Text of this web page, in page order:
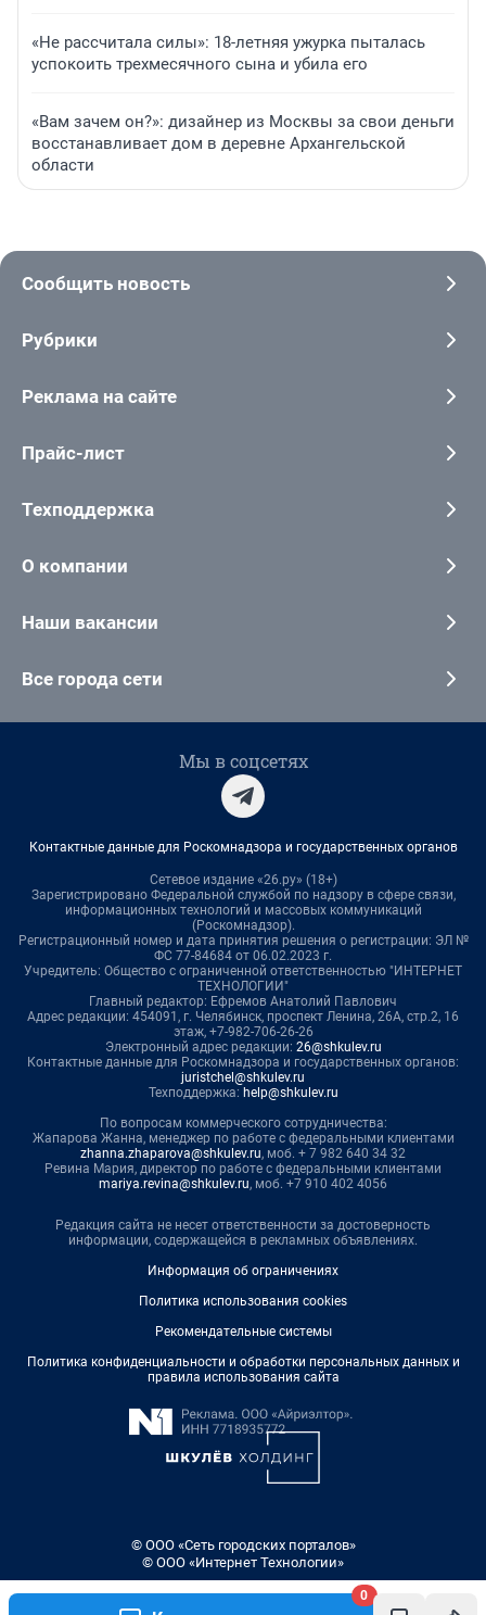
0
«Не рассчитала силы»: 18-летняя ужурка пыталась
успокоить трехмесячного сына и убила его
«Вам зачем он?»: дизайнер из Москвы за свои деньги
восстанавливает дом в деревне Архангельской
области
Сообщить новость
Рубрики
Реклама на сайте
Прайс-лист
Техподдержка
О компании
Наши вакансии
Все города сети
Мы в соцсетях
Контактные данные для Роскомнадзора и государственных органов
Сетевое издание «26.ру» (18+)
Зарегистрировано Федеральной службой по надзору в сфере связи,
информационных технологий и массовых коммуникаций
(Роскомнадзор).
Регистрационный номер и дата принятия решения о регистрации: ЭЛ №
ФС 77-84684 от 06.02.2023 г.
Учредитель: Общество с ограниченной ответственностью "ИНТЕРНЕТ
ТЕХНОЛОГИИ"
Главный редактор: Ефремов Анатолий Павлович
Адрес редакции: 454091, г. Челябинск, проспект Ленина, 26А, стр.2, 16
этаж, +7-982-706-26-26
Электронный адрес редакции: 26@shkulev.ru
Контактные данные для Роскомнадзора и государственных органов:
juristchel@shkulev.ru
Техподдержка: help@shkulev.ru
По вопросам коммерческого сотрудничества:
Жапарова Жанна, менеджер по работе с федеральными клиентами
zhanna.zhaparova@shkulev.ru, моб. + 7 982 640 34 32
Ревина Мария, директор по работе с федеральными клиентами
mariya.revina@shkulev.ru, моб. +7 910 402 4056
Редакция сайта не несет ответственности за достоверность
информации, содержащейся в рекламных объявлениях.
Информация об ограничениях
Политика использования cookies
Рекомендательные системы
Политика конфиденциальности и обработки персональных данных и
правила использования сайта
© ООО «Сеть городских порталов»
© ООО «Интернет Технологии»